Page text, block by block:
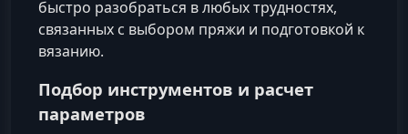
быстро разобраться в любых трудностях,
связанных с выбором пряжи и подготовкой к
вязанию.
Подбор инструментов и расчет
параметров